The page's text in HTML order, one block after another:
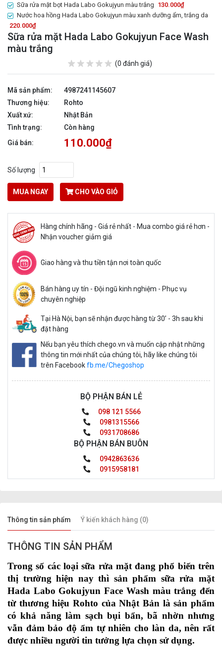
Sữa rửa mặt bọt Hada Labo Gokujyun màu trắng 130.000₫
Nước hoa hồng Hada Labo Gokujyun màu xanh dưỡng ẩm, trắng da
220.000₫
Sữa rửa mặt Hada Labo Gokujyun Face Wash
màu trắng
(0 đánh giá)
Mã sản phẩm:
4987241145607
Thương hiệu:
Rohto
Xuất xứ:
Nhật Bản
Tình trạng:
Còn hàng
Giá bán:
110.000₫
Số lượng
MUA NGAY CHO VÀO GIỎ
Hàng chính hãng - Giá rẻ nhất - Mua combo giá rẻ hơn -
Nhận voucher giảm giá
Giao hàng và thu tiền tận nơi toàn quốc
Bán hàng uy tín - Đội ngũ kinh nghiệm - Phục vụ
chuyên nghiệp
Tại Hà Nội, bạn sẽ nhận được hàng từ 30’ - 3h sau khi
đặt hàng
Nếu bạn yêu thích chego.vn và muốn cập nhật những
thông tin mới nhất của chúng tôi, hãy like chúng tôi
trên Facebookfb.me/Chegoshop
BỘ PHẬN BÁN LẺ
098 121 5566
0981315566
0931708686
BỘ PHẬN BÁN BUÔN
0942863636
0915958181
Thông tin sản phẩm Ý kiến khách hàng (0)
THÔNG TIN SẢN PHẨM
Trong số các loại sữa rửa mặt đang phổ biến trên
thị trường hiện nay thì sản phẩm sữa rửa mặt
Hada Labo Gokujyun Face Wash màu trắng đến
từ thương hiệu Rohto của Nhật Bản là sản phẩm
có khả năng làm sạch bụi bẩn, bã nhờn nhưng
vẫn đảm bảo độ ẩm tự nhiên cho làn da, nên rất
được nhiều người tin tưởng lựa chọn sử dụng.